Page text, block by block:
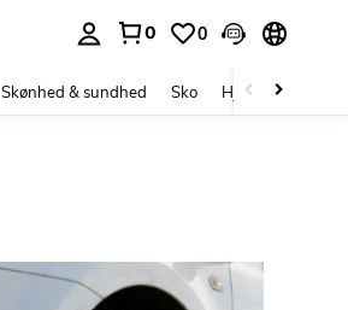
0 0
Skønhed & sundhed Sko Hjem Tekstiler